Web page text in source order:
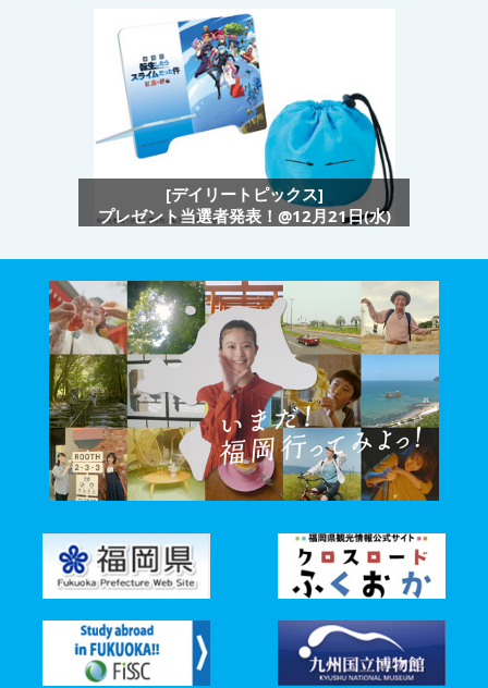
[デイリートピックス]
プレゼント当選者発表！@12月21日(水)